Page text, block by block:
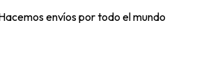
envíos por todo el mundo